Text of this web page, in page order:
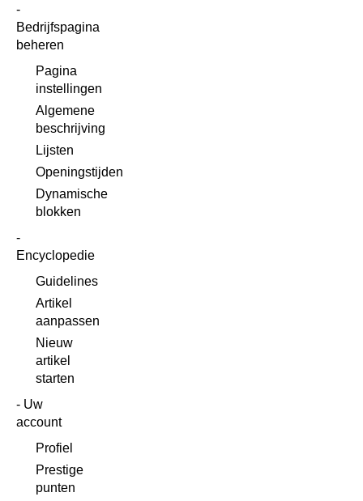
Bedrijfspagina
beheren
Pagina
instellingen
Algemene
beschrijving
Lijsten
Openingstijden
Dynamische
blokken
Encyclopedie
Guidelines
Artikel
aanpassen
Nieuw
artikel
starten
Uw
account
Profiel
Prestige
punten